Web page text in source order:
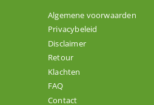
Algemene voorwaarden
Privacybeleid
Disclaimer
Retour
Klachten
FAQ
Contact